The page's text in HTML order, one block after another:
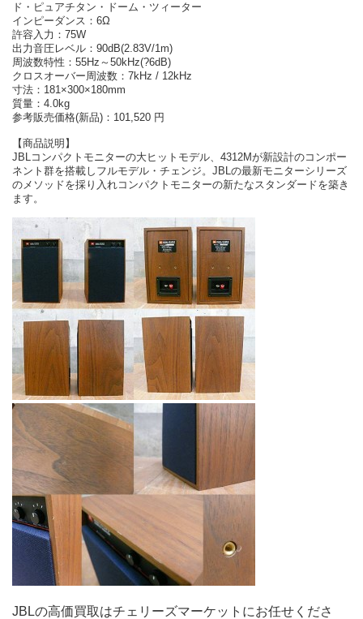
ド・ピュアチタン・ドーム・ツィーター
インピーダンス：6Ω
許容入力：75W
出力音圧レベル：90dB(2.83V/1m)
周波数特性：55Hz～50kHz(?6dB)
クロスオーバー周波数：7kHz / 12kHz
寸法：181×300×180mm
質量：4.0kg
参考販売価格(新品)：101,520 円
【商品説明】
JBLコンパクトモニターの大ヒットモデル、4312Mが新設計のコンポー
ネント群を搭載しフルモデル・チェンジ。JBLの最新モニターシリーズ
のメソッドを採り入れコンパクトモニターの新たなスタンダードを築き
ます。
JBLの高価買取はチェリーズマーケットにお任せくださ